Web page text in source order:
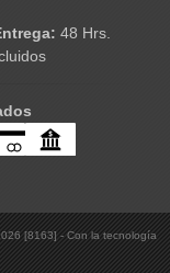
48 Hrs.
[8163] - Con la tecnología